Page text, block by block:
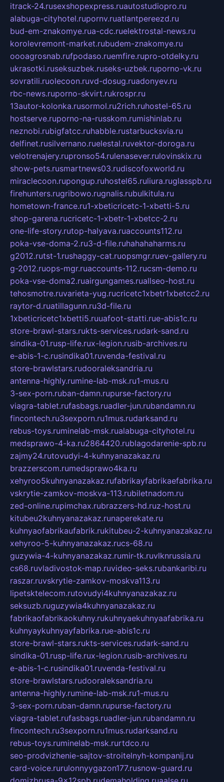
itrack-24.rusexshopexpress.ruautostudiopro.ru
alabuga-cityhotel.rupornv.ruatlantpereezd.ru
bud-em-znakomye.rua-cdc.ruelektrostal-news.ru
korolevremont-market.rubudem-znakomye.ru
oooagrosnab.rufpodaso.ruemfire.rupro-otdelky.ru
ukrasotki.ruseksuzbek.ruseks-uzbek.ruporno-vk.ru
sovratili.ruolecoon.ruvd-dosug.ruadonyev.ru
rbc-news.ruporno-skvirt.rukrospr.ru
13autor-kolonka.rusormol.ru2rich.ruhostel-65.ru
hostserve.ruporno-na-russkom.rumishinlab.ru
neznobi.rubigfatcc.ruhabble.rustarbucksvia.ru
delfinet.rusilvernano.ruelestal.ruvektor-doroga.ru
velotrenajery.rupronso54.rulenasever.rulovinskix.ru
show-pets.rusmartnews03.rudiscofoxworld.ru
miraclecoon.rupongup.ruhostel65.ruliura.ruglasspb.ru
firehunters.rugribowo.rugnalis.rubulkitula.ru
hometown-france.ru1-xbeticricetc-1-xbetti-5.ru
shop-garena.rucricetc-1-xbetr-1-xbetcc-2.ru
one-life-story.rutop-halyava.ruaccounts112.ru
poka-vse-doma-2.ru3-d-file.ruhahahaharms.ru
g2012.rutst-1.rushaggy-cat.ruopsmgr.ruev-gallery.ru
g-2012.ruops-mgr.ruaccounts-112.rucsm-demo.ru
poka-vse-doma2.ruairgungames.ruallseo-host.ru
tehosmotre.ruvarieta-yug.rucricetc1xbetr1xbetcc2.ru
raytor-d.ruatillagunn.ru3d-file.ru
1xbeticricetc1xbetti5.ruuafoot-statti.rue-abis1c.ru
store-brawl-stars.rukts-services.rudark-sand.ru
sindika-01.rusp-life.rux-legion.rusib-archives.ru
e-abis-1-c.rusindika01.ruvenda-festival.ru
store-brawlstars.rudooraleksandria.ru
antenna-highly.rumine-lab-msk.ru1-mus.ru
3-sex-porn.ruban-damn.rupurse-factory.ru
viagra-tablet.rufasbags.ruadler-jun.rubandamn.ru
fincontech.ru3sexporn.ru1mus.rudarksand.ru
rebus-toys.ruminelab-msk.rualabuga-cityhotel.ru
medsprawo-4-ka.ru2864420.rublagodarenie-spb.ru
zajmy24.rutovudyi-4-kuhnyanazakaz.ru
brazzerscom.rumedsprawo4ka.ru
xehyroo5kuhnyanazakaz.rufabrikayfabrikaefabrika.ru
vskrytie-zamkov-moskva-113.rubiletnadom.ru
zed-online.rupimchax.rubrazzers-hd.ruz-host.ru
kitubeu2kuhnyanazakaz.runaperekate.ru
kuhnyaofabrikaufabrik.rukitubeu-2-kuhnyanazakaz.ru
xehyroo-5-kuhnyanazakaz.rucs-68.ru
guzywia-4-kuhnyanazakaz.rumir-tk.ruvlknrussia.ru
cs68.ruvladivostok-map.ruvideo-seks.rubankaribi.ru
raszar.ruvskrytie-zamkov-moskva113.ru
lipetsktelecom.rutovudyi4kuhnyanazakaz.ru
seksuzb.ruguzywia4kuhnyanazakaz.ru
fabrikaofabrikaokuhny.rukuhnyaekuhnyaafabrika.ru
kuhnyaykuhnyayfabrika.rue-abis1c.ru
store-brawl-stars.rukts-services.rudark-sand.ru
sindika-01.rusp-life.rux-legion.rusib-archives.ru
e-abis-1-c.rusindika01.ruvenda-festival.ru
store-brawlstars.rudooraleksandria.ru
antenna-highly.rumine-lab-msk.ru1-mus.ru
3-sex-porn.ruban-damn.rupurse-factory.ru
viagra-tablet.rufasbags.ruadler-jun.rubandamn.ru
fincontech.ru3sexporn.ru1mus.rudarksand.ru
rebus-toys.ruminelab-msk.rurtdco.ru
seo-prodvizhenie-sajtov-stroitelnyh-kompanij.ru
card-voice.rurulonnyygazon177.rusnow-guard.ru